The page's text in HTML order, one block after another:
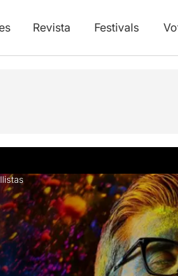
Revista Festivals
Info pràctica Articles